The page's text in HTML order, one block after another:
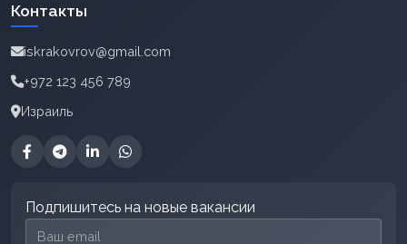
Контакты
iskrakovrov@gmail.com
+972 123 456 789
Израиль
Подпишитесь на новые вакансии
Email для подписки